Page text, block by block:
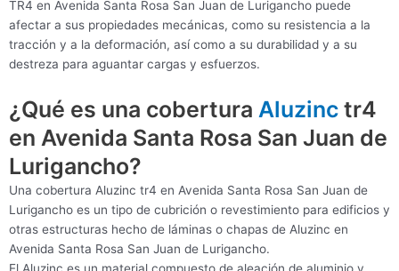
TR4 en Avenida Santa Rosa San Juan de Lurigancho puede
afectar a sus propiedades mecánicas, como su resistencia a la
tracción y a la deformación, así como a su durabilidad y a su
destreza para aguantar cargas y esfuerzos.
¿Qué es una cobertura Aluzinc tr4
en Avenida Santa Rosa San Juan de
Lurigancho?
Una cobertura Aluzinc tr4 en Avenida Santa Rosa San Juan de
Lurigancho es un tipo de cubrición o revestimiento para edificios y
otras estructuras hecho de láminas o chapas de Aluzinc en
Avenida Santa Rosa San Juan de Lurigancho.
El Aluzinc es un material compuesto de aleación de aluminio y